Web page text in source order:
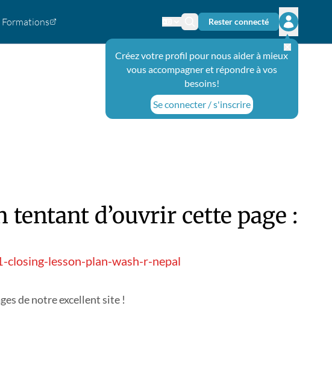
Formations Changer de langue
Icône de recherche
Rester connecté
Ouvrir le
Créez votre profil pour nous aider à mieux
vous accompagner et répondre à vos
besoins!
Se connecter / s'inscrire
d’ouvrir cette page :
lesson-plan-wash-r-nepal
de notre excellent site !